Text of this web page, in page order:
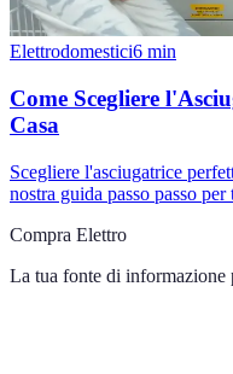
Elettrodomestici6 min
Come Scegliere
Casa
Scegliere l'asciugatrice
nostra guida passo passo
Compra Elettro
La tua fonte di informazione